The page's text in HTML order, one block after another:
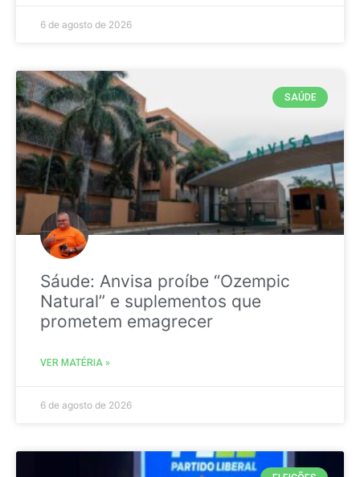
6 de agosto de 2026
SAÚDE
Sáude: Anvisa proíbe “Ozempic
Natural” e suplementos que
prometem emagrecer
VER MATÉRIA »
6 de agosto de 2026